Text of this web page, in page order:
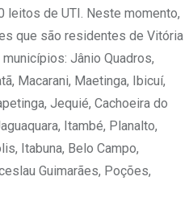
de UTI. Neste momento,
que são residentes de Vitória
Jânio Quadros,
Macarani, Maetinga, Ibicuí,
Jequié, Cachoeira do
Itambé, Planalto,
Itabuna, Belo Campo,
Guimarães, Poções,